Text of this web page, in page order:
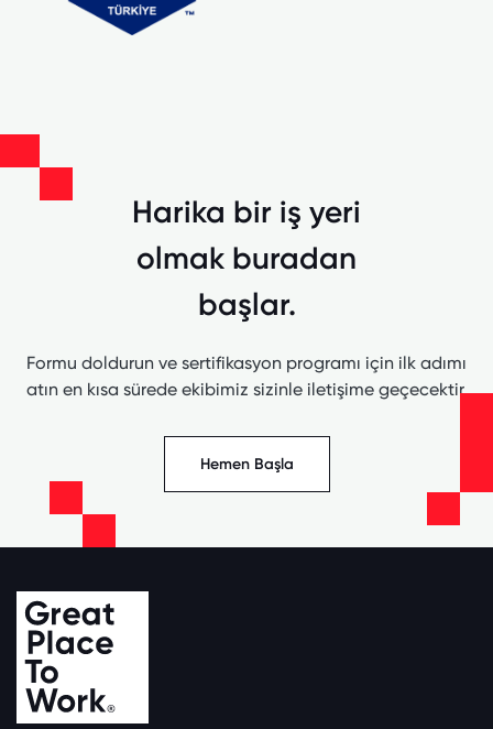
Harika bir iş yeri
olmak buradan
başlar.
Formu doldurun ve sertifikasyon programı için ilk adımı
atın en kısa sürede ekibimiz sizinle iletişime geçecektir.
Hemen Başla